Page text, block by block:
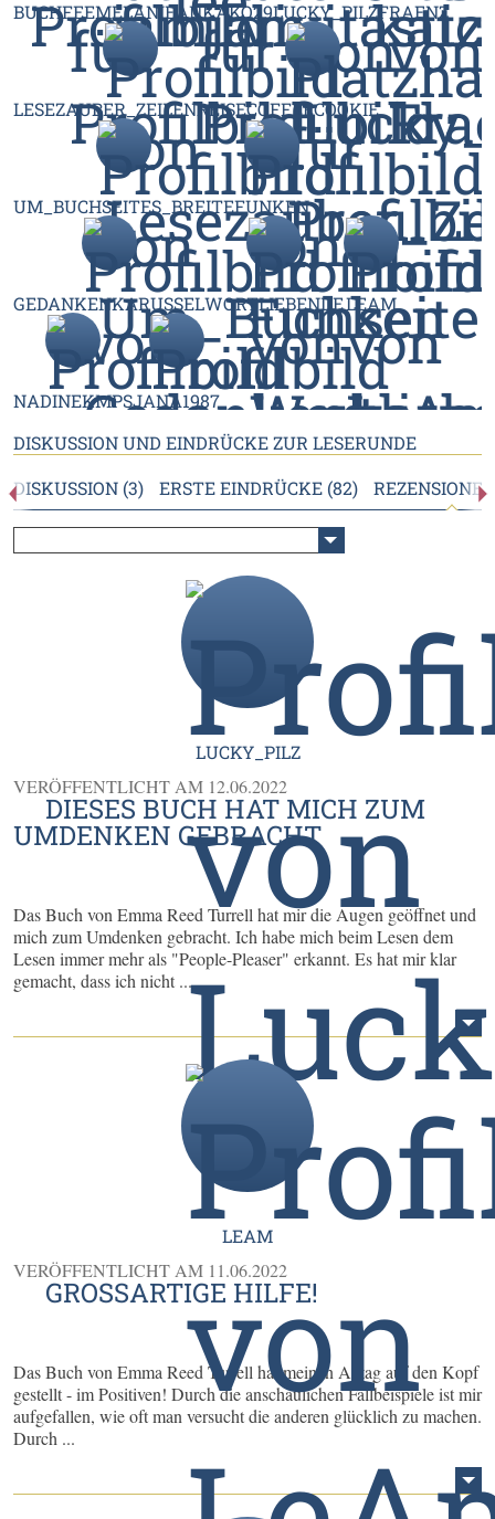
BUCHFEEMELANIEANKAKO29LUCKY_PILZFRAENZ
LESEZAUBER_ZEILENREISECOFFEECOOKIE
UM_BUCHSEITES_BREITEFUNKEN
GEDANKENKARUSSELWORTLIEBENDELEAM
NADINEKMPSJANA1987
DISKUSSION UND EINDRÜCKE ZUR LESERUNDE
DISKUSSION (3)
ERSTE EINDRÜCKE (82)
LUCKY_PILZ
VERÖFFENTLICHT AM 12.06.2022
DIESES BUCH HAT MICH ZUM
UMDENKEN GEBRACHT
Das Buch von Emma Reed Turrell hat mir die Augen geöffnet und
mich zum Umdenken gebracht. Ich habe mich beim Lesen dem
Lesen immer mehr als "People-Pleaser" erkannt. Es hat mir klar
gemacht, dass ich nicht ...
LEAM
VERÖFFENTLICHT AM 11.06.2022
GROSSARTIGE HILFE!
Das Buch von Emma Reed Turrell hat meinen Alltag auf den Kopf
gestellt - im Positiven! Durch die anschaulichen Fallbeispiele ist mir
aufgefallen, wie oft man versucht die anderen glücklich zu machen.
Durch ...